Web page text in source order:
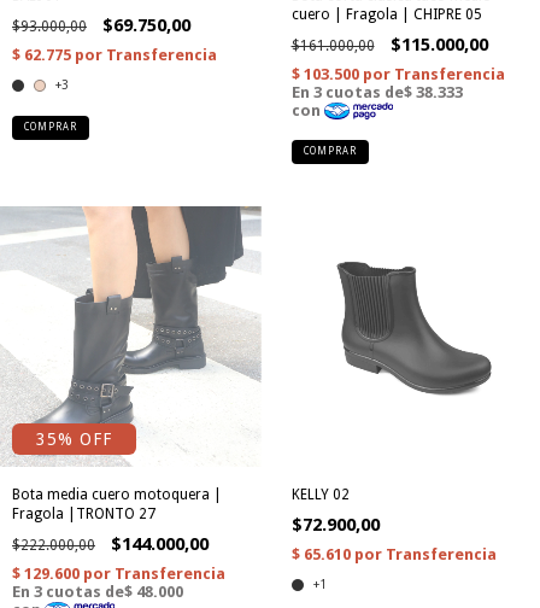
$93.000,00
$69.750,00
+3
COMPRAR
cuero | Fragola | CHIPRE 05
$161.000,00
$115.000,00
COMPRAR
35% OFF
Bota media cuero motoquera |
Fragola |TRONTO 27
$222.000,00
$144.000,00
KELLY 02
$72.900,00
+1